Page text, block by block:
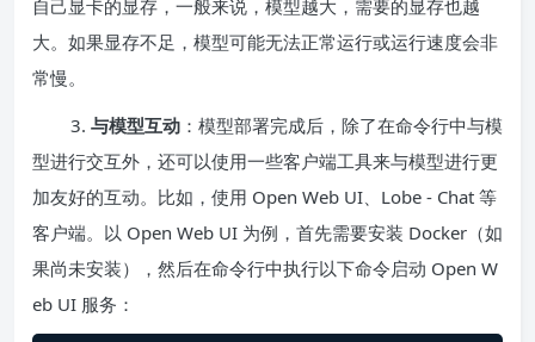
自己显卡的显存，一般来说，模型越大，需要的显存也越
大。如果显存不足，模型可能无法正常运行或运行速度会非
常慢。
3. 与模型互动 ：模型部署完成后，除了在命令行中与模
型进行交互外，还可以使用一些客户端工具来与模型进行更
加友好的互动。比如，使用 Open Web UI、Lobe - Chat 等
客户端。以 Open Web UI 为例，首先需要安装 Docker（如
果尚未安装），然后在命令行中执行以下命令启动 Open W
eb UI 服务：